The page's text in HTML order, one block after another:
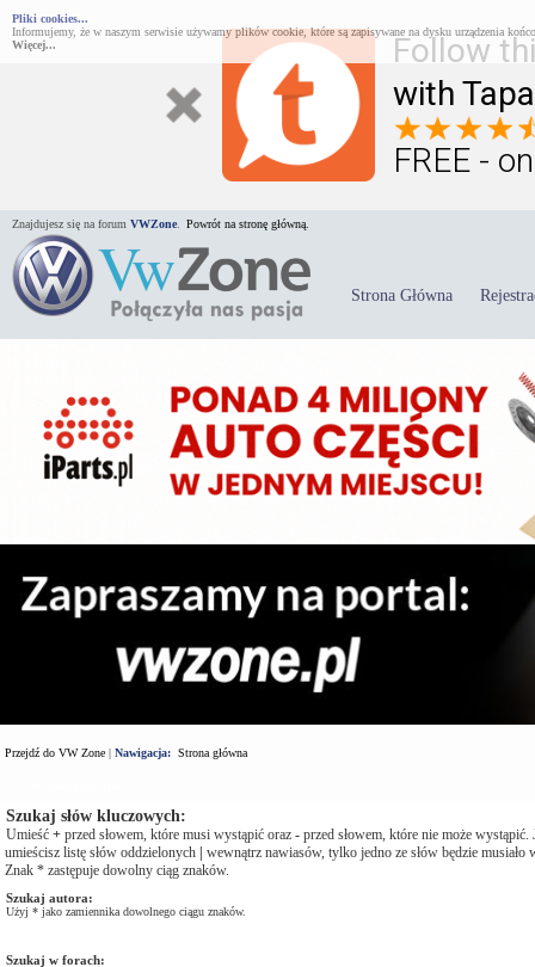
Follow
with
FREE -
Pliki cookies...
Informujemy, że w naszym serwisie używamy plików cookie, które są zapisywane na dysku urządzenia
Więcej...
Znajdujesz się na forum VWZone Powrót na stronę główną.
Strona Główna
Przejdź do VW Zone | Nawigacja: Strona główna
Szukaj słów kluczowych:
Umieść + przed słowem, które musi wystąpić oraz - przed słowem, które nie może wystąpić.
umieścisz listę słów oddzielonych | wewnątrz nawiasów, tylko jedno ze słów będzie musiało
Znak * zastępuje dowolny ciąg znaków.
Szukaj autora:
Użyj * jako zamiennika dowolnego ciągu znaków.
Szukaj w forach: